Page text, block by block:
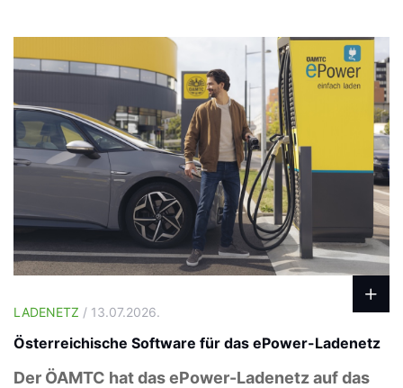
LADENETZ / 13.07.2026.
Österreichische Software für das ePower-Ladenetz
Der ÖAMTC hat das ePower-Ladenetz auf das